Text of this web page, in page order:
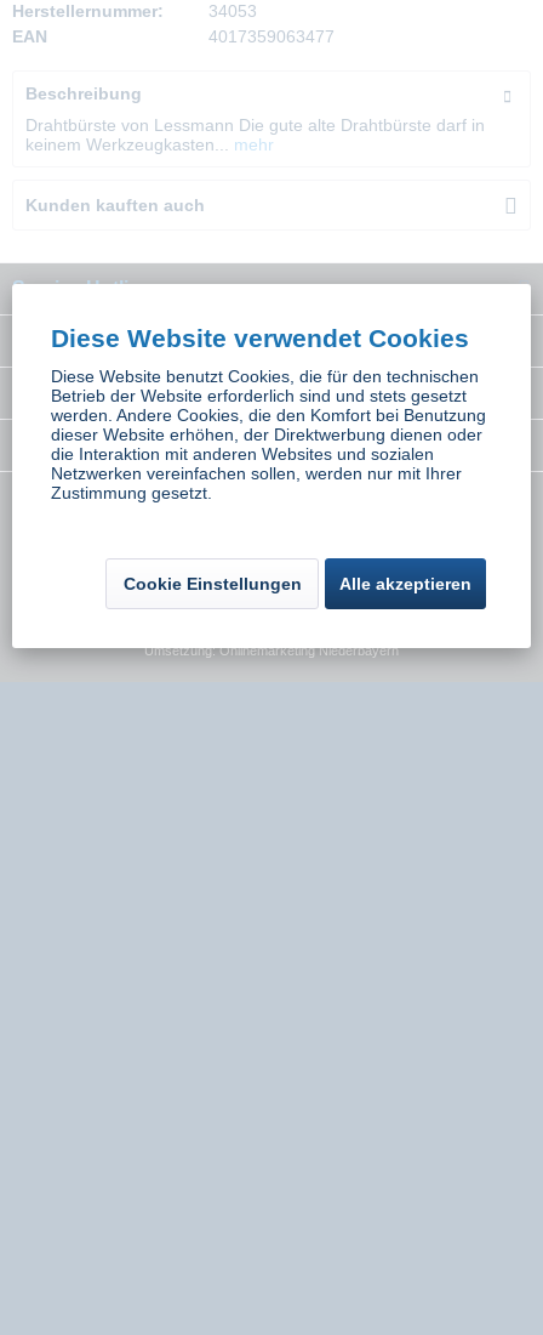
Herstellernummer:
34053
EAN
4017359063477
Beschreibung
Drahtbürste von Lessmann Die gute alte Drahtbürste darf in
keinem Werkzeugkasten...
mehr
Kunden kauften auch
Service Hotline
Interessantes
Rechtliches
Newsletter
Kontakt Versand und Zahlungsbedingungen
Umsetzung:Onlinemarketing Niederbayern
Diese Website verwendet Cookies
Diese Website benutzt Cookies, die für den technischen
Betrieb der Website erforderlich sind und stets gesetzt
werden. Andere Cookies, die den Komfort bei Benutzung
dieser Website erhöhen, der Direktwerbung dienen oder
die Interaktion mit anderen Websites und sozialen
Netzwerken vereinfachen sollen, werden nur mit Ihrer
Zustimmung gesetzt.
Cookie Einstellungen Alle akzeptieren